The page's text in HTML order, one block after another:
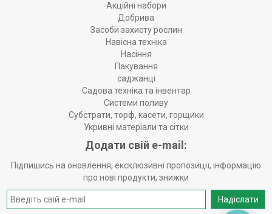
Акційні набори
Добрива
Засоби захисту рослин
Навісна техніка
Насіння
Пакування
саджанці
Садова техніка та інвентар
Системи поливу
Субстрати, торф, касети, горщики
Укривні матеріали та сітки
Додати свій e-mail:
Підпишись на оновлення, ексклюзивні пропозиції, інформацію
про нові продукти, знижки
Надіслати